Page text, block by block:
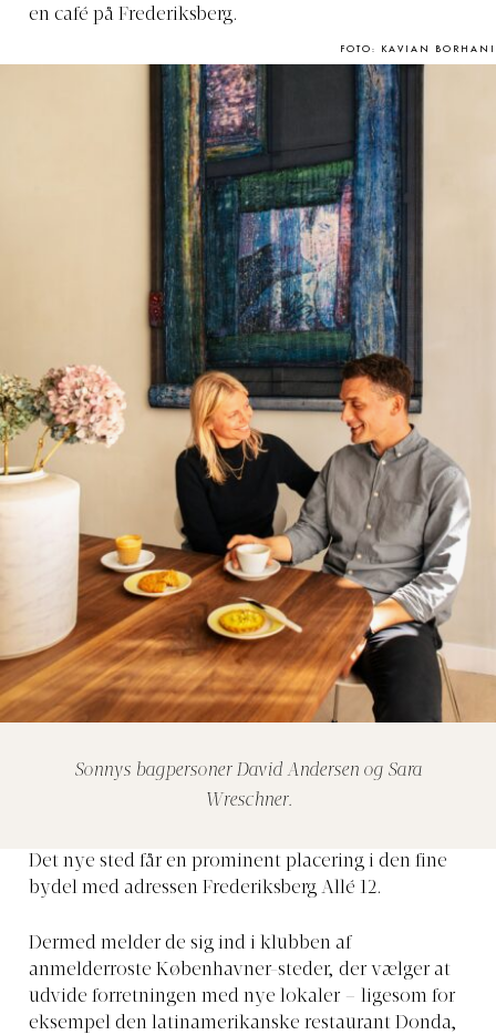
en café på Frederiksberg.
FOTO: KAVIAN BORHANI
Sonnys bagpersoner David Andersen og Sara
Wreschner.
Det nye sted får en prominent placering i den fine
bydel med adressen Frederiksberg Allé 12.
Dermed melder de sig ind i klubben af
anmelderroste Københavner-steder, der vælger at
udvide forretningen med nye lokaler – ligesom for
eksempel den latinamerikanske restaurant Donda,